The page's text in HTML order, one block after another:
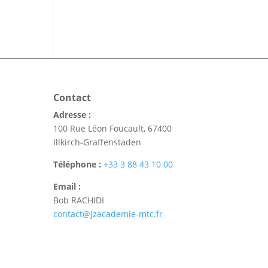
Contact
Adresse :
100 Rue Léon Foucault, 67400
Illkirch-Graffenstaden
Téléphone : +33 3 88 43 10 00
Email :
Bob RACHIDI
contact@jzacademie-mtc.fr